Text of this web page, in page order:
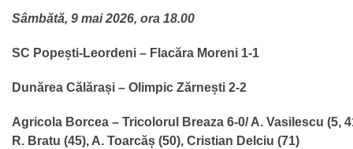
Sâmbătă, 9 mai 2026, ora 18.00
SC Popești-Leordeni – Flacăra Moreni 1-1
Dunărea Călărași – Olimpic Zărnești 2-2
Agricola Borcea – Tricolorul Breaza 6-0/ A. Vasilescu (5,
R. Bratu (45), A. Toarcăș (50), Cristian Delciu (71)